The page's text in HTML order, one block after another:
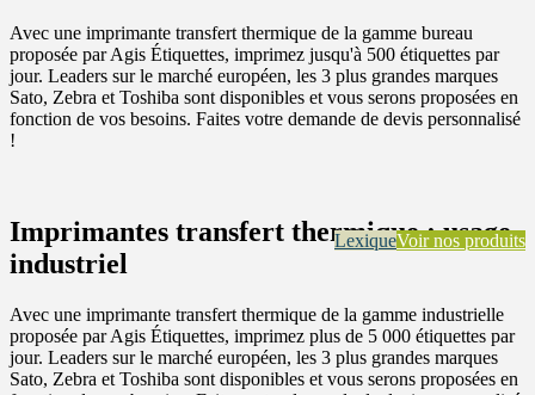
Avec une imprimante transfert thermique de la gamme bureau
proposée par Agis Étiquettes, imprimez jusqu'à 500 étiquettes par
jour. Leaders sur le marché européen, les 3 plus grandes marques
Sato, Zebra et Toshiba sont disponibles et vous serons proposées en
fonction de vos besoins. Faites votre demande de devis personnalisé
!
LexiqueVoir nos produits
Imprimantes transfert thermique : usage
industriel
Avec une imprimante transfert thermique de la gamme industrielle
proposée par Agis Étiquettes, imprimez plus de 5 000 étiquettes par
jour. Leaders sur le marché européen, les 3 plus grandes marques
Sato, Zebra et Toshiba sont disponibles et vous serons proposées en